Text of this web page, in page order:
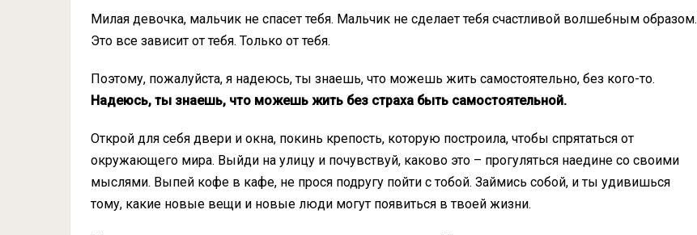
Милая девочка, мальчик не спасет тебя. Мальчик не сделает тебя счастливой волшебным образом.
Это все зависит от тебя. Только от тебя.
Поэтому, пожалуйста, я надеюсь, ты знаешь, что можешь жить самостоятельно, без кого-то.
Надеюсь, ты знаешь, что можешь жить без страха быть самостоятельной.
Открой для себя двери и окна, покинь крепость, которую построила, чтобы спрятаться от
окружающего мира. Выйди на улицу и почувствуй, каково это – прогуляться наедине со своими
мыслями. Выпей кофе в кафе, не прося подругу пойти с тобой. Займись собой, и ты удивишься
тому, какие новые вещи и новые люди могут появиться в твоей жизни.